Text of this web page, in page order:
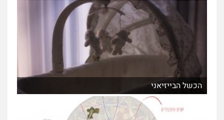
הכשל הבייזיאני